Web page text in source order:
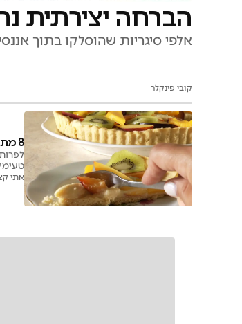
הברחה יצירתית
אלפי סיגריות שהוסלקו בתוך
קובי פינקלר
8 מתכוני פרות מושלמים לחג אילנות שמייח
אתי